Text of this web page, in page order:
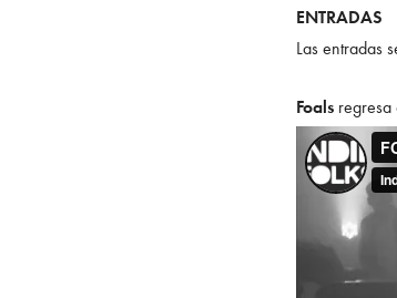
ENTRADAS
Las entradas
Foals regresa